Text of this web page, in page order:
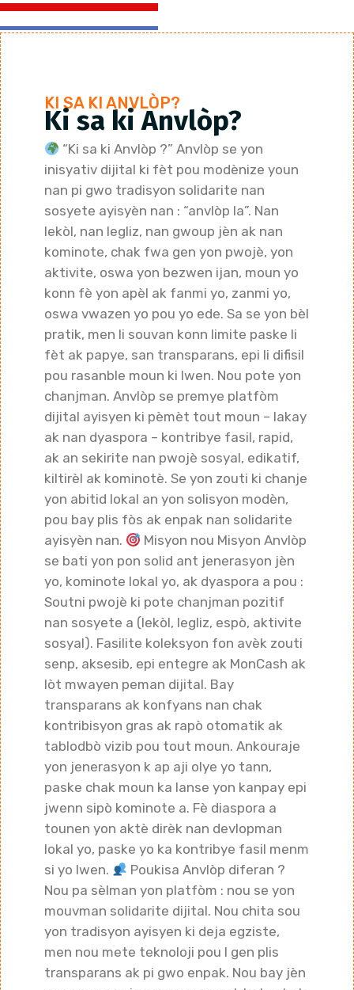
KI SA KI ANVLÒP?
Ki sa ki Anvlòp?
“Ki sa ki Anvlòp ?” Anvlòp se yon
inisyativ dijital ki fèt pou modènize youn
nan pi gwo tradisyon solidarite nan
sosyete ayisyèn nan : “anvlòp la”. Nan
lekòl, nan legliz, nan gwoup jèn ak nan
kominote, chak fwa gen yon pwojè, yon
aktivite, oswa yon bezwen ijan, moun yo
konn fè yon apèl ak fanmi yo, zanmi yo,
oswa vwazen yo pou yo ede. Sa se yon bèl
pratik, men li souvan konn limite paske li
fèt ak papye, san transparans, epi li difisil
pou rasanble moun ki lwen. Nou pote yon
chanjman. Anvlòp se premye platfòm
dijital ayisyen ki pèmèt tout moun – lakay
ak nan dyaspora – kontribye fasil, rapid,
ak an sekirite nan pwojè sosyal, edikatif,
kiltirèl ak kominotè. Se yon zouti ki chanje
yon abitid lokal an yon solisyon modèn,
pou bay plis fòs ak enpak nan solidarite
ayisyèn nan.
Misyon nou Misyon Anvlòp
se bati yon pon solid ant jenerasyon jèn
yo, kominote lokal yo, ak dyaspora a pou :
Soutni pwojè ki pote chanjman pozitif
nan sosyete a (lekòl, legliz, espò, aktivite
sosyal). Fasilite koleksyon fon avèk zouti
senp, aksesib, epi entegre ak MonCash ak
lòt mwayen peman dijital. Bay
transparans ak konfyans nan chak
kontribisyon gras ak rapò otomatik ak
tablodbò vizib pou tout moun. Ankouraje
yon jenerasyon k ap aji olye yo tann,
paske chak moun ka lanse yon kanpay epi
jwenn sipò kominote a. Fè diaspora a
tounen yon aktè dirèk nan devlopman
lokal yo, paske yo ka kontribye fasil menm
si yo lwen.
Poukisa Anvlòp diferan ?
Nou pa sèlman yon platfòm : nou se yon
mouvman solidarite dijital. Nou chita sou
yon tradisyon ayisyen ki deja egziste,
men nou mete teknoloji pou l gen plis
transparans ak pi gwo enpak. Nou bay jèn